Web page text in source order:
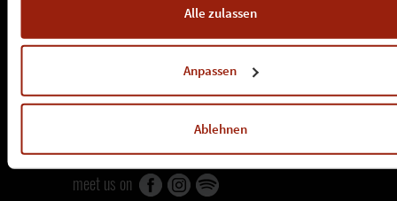
Cookie-Erklärungsowie zur Verarbeitung,
insbesondere zu Ihren Widerrufsmöglichkeiten und weiteren
Alle zulassen
Anpassen
Ablehnen
»datenschutz
tochterunternehmen
dragon productions
meet us on